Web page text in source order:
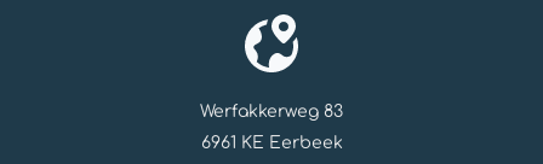
Werfakkerweg 83
6961 KE Eerbeek